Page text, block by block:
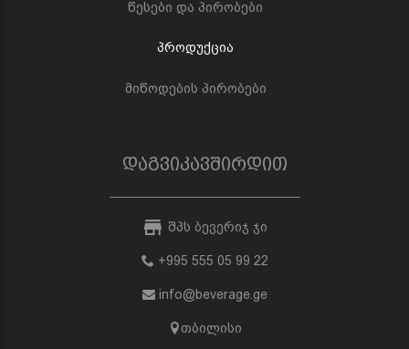
წესები და პირობები
პროდუქცია
მიწოდების პირობები
დაგვიკავშირდით
შპს ბევერიჯ ჯი
+995 555 05 99 22
info@beverage.ge
თბილისი